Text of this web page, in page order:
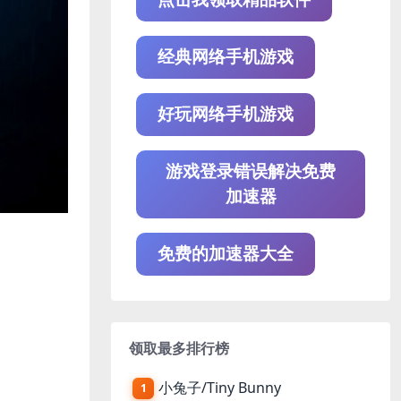
经典网络手机游戏
好玩网络手机游戏
游戏登录错误解决免费
加速器
免费的加速器大全
领取最多排行榜
1 小兔子/Tiny Bunny